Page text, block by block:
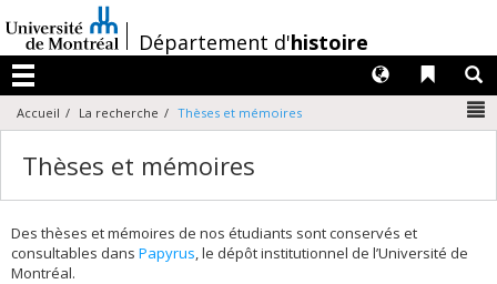
au
contenu
/Département d'histoire
Menu
Liens
Langues
Accueil La recherche Thèses et mémoires
Thèses et mémoires
Des thèses et mémoires de nos étudiants sont conservés et
consultables dans Papyrus, le dépôt institutionnel de l’Université de
Montréal.